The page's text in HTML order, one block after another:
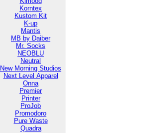
Korntex
Kustom Kit
K-up
Mantis
MB by Daiber
Mr. Socks
NEOBLU
Neutral
New Morning Studios
Next Level Apparel
Onna
Premier
Printer
ProJob
Promodoro
Pure Waste
Quadra